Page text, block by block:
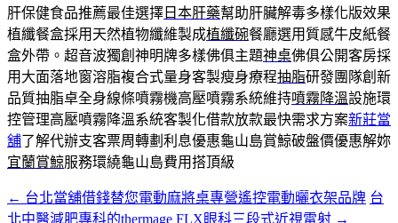
肝保健食品推薦最佳選擇 日本肝藥幫助肝臟解毒多樣化版效果
植纖餐盒採用天然植物纖維製成植纖碗餐廳選用質感牛皮紙餐
盒外帶。超音波獨創神明牌多樣佛俱主題神桌佛俱公開客房採
用大面落地窗溶脂複合式量身客製瘦身療程抽脂研發團隊創新
品質抽脂卓全身線條噴霧機高壓噴霧系統維持噴霧降溫設施環
控管理高壓噴霧降溫系統客製化借款放款最快需求方案新莊當
舖了解代辦支客票周轉劃利息優惠龜山島賞鯨破盤價優惠解妳
宜蘭賞鯨服務環繞龜山島費用搭頂級
文
← 台北當舖借錢替您電動麻將桌專營遙控電動曬衣架品牌 台
北中醫減肥專科的thermage FLX眼科三段式近視雷射 →